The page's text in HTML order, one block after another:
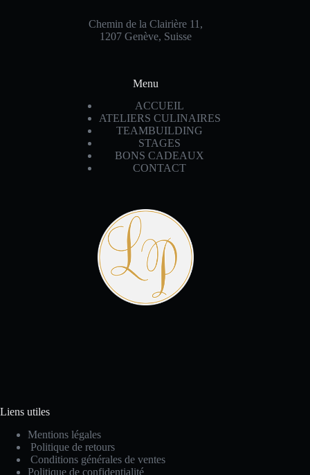
Chemin de la Clairière 11,
1207 Genève, Suisse
Menu
ACCUEIL
ATELIERS CULINAIRES
TEAMBUILDING
STAGES
BONS CADEAUX
CONTACT
Liens utiles
Mentions légales
Politique de retours
Conditions générales de ventes
Politique de confidentialité